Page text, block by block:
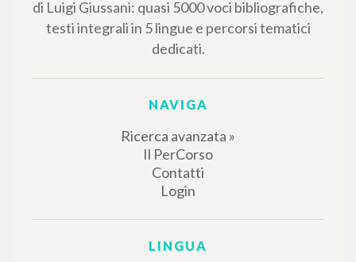
RISULTATI SUCCESSIVI
IL PROGETTO